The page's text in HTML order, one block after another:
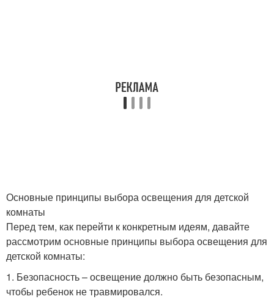
Основные принципы выбора освещения для детской
комнаты
Перед тем, как перейти к конкретным идеям, давайте
рассмотрим основные принципы выбора освещения для
детской комнаты:
1. Безопасность – освещение должно быть безопасным,
чтобы ребенок не травмировался.